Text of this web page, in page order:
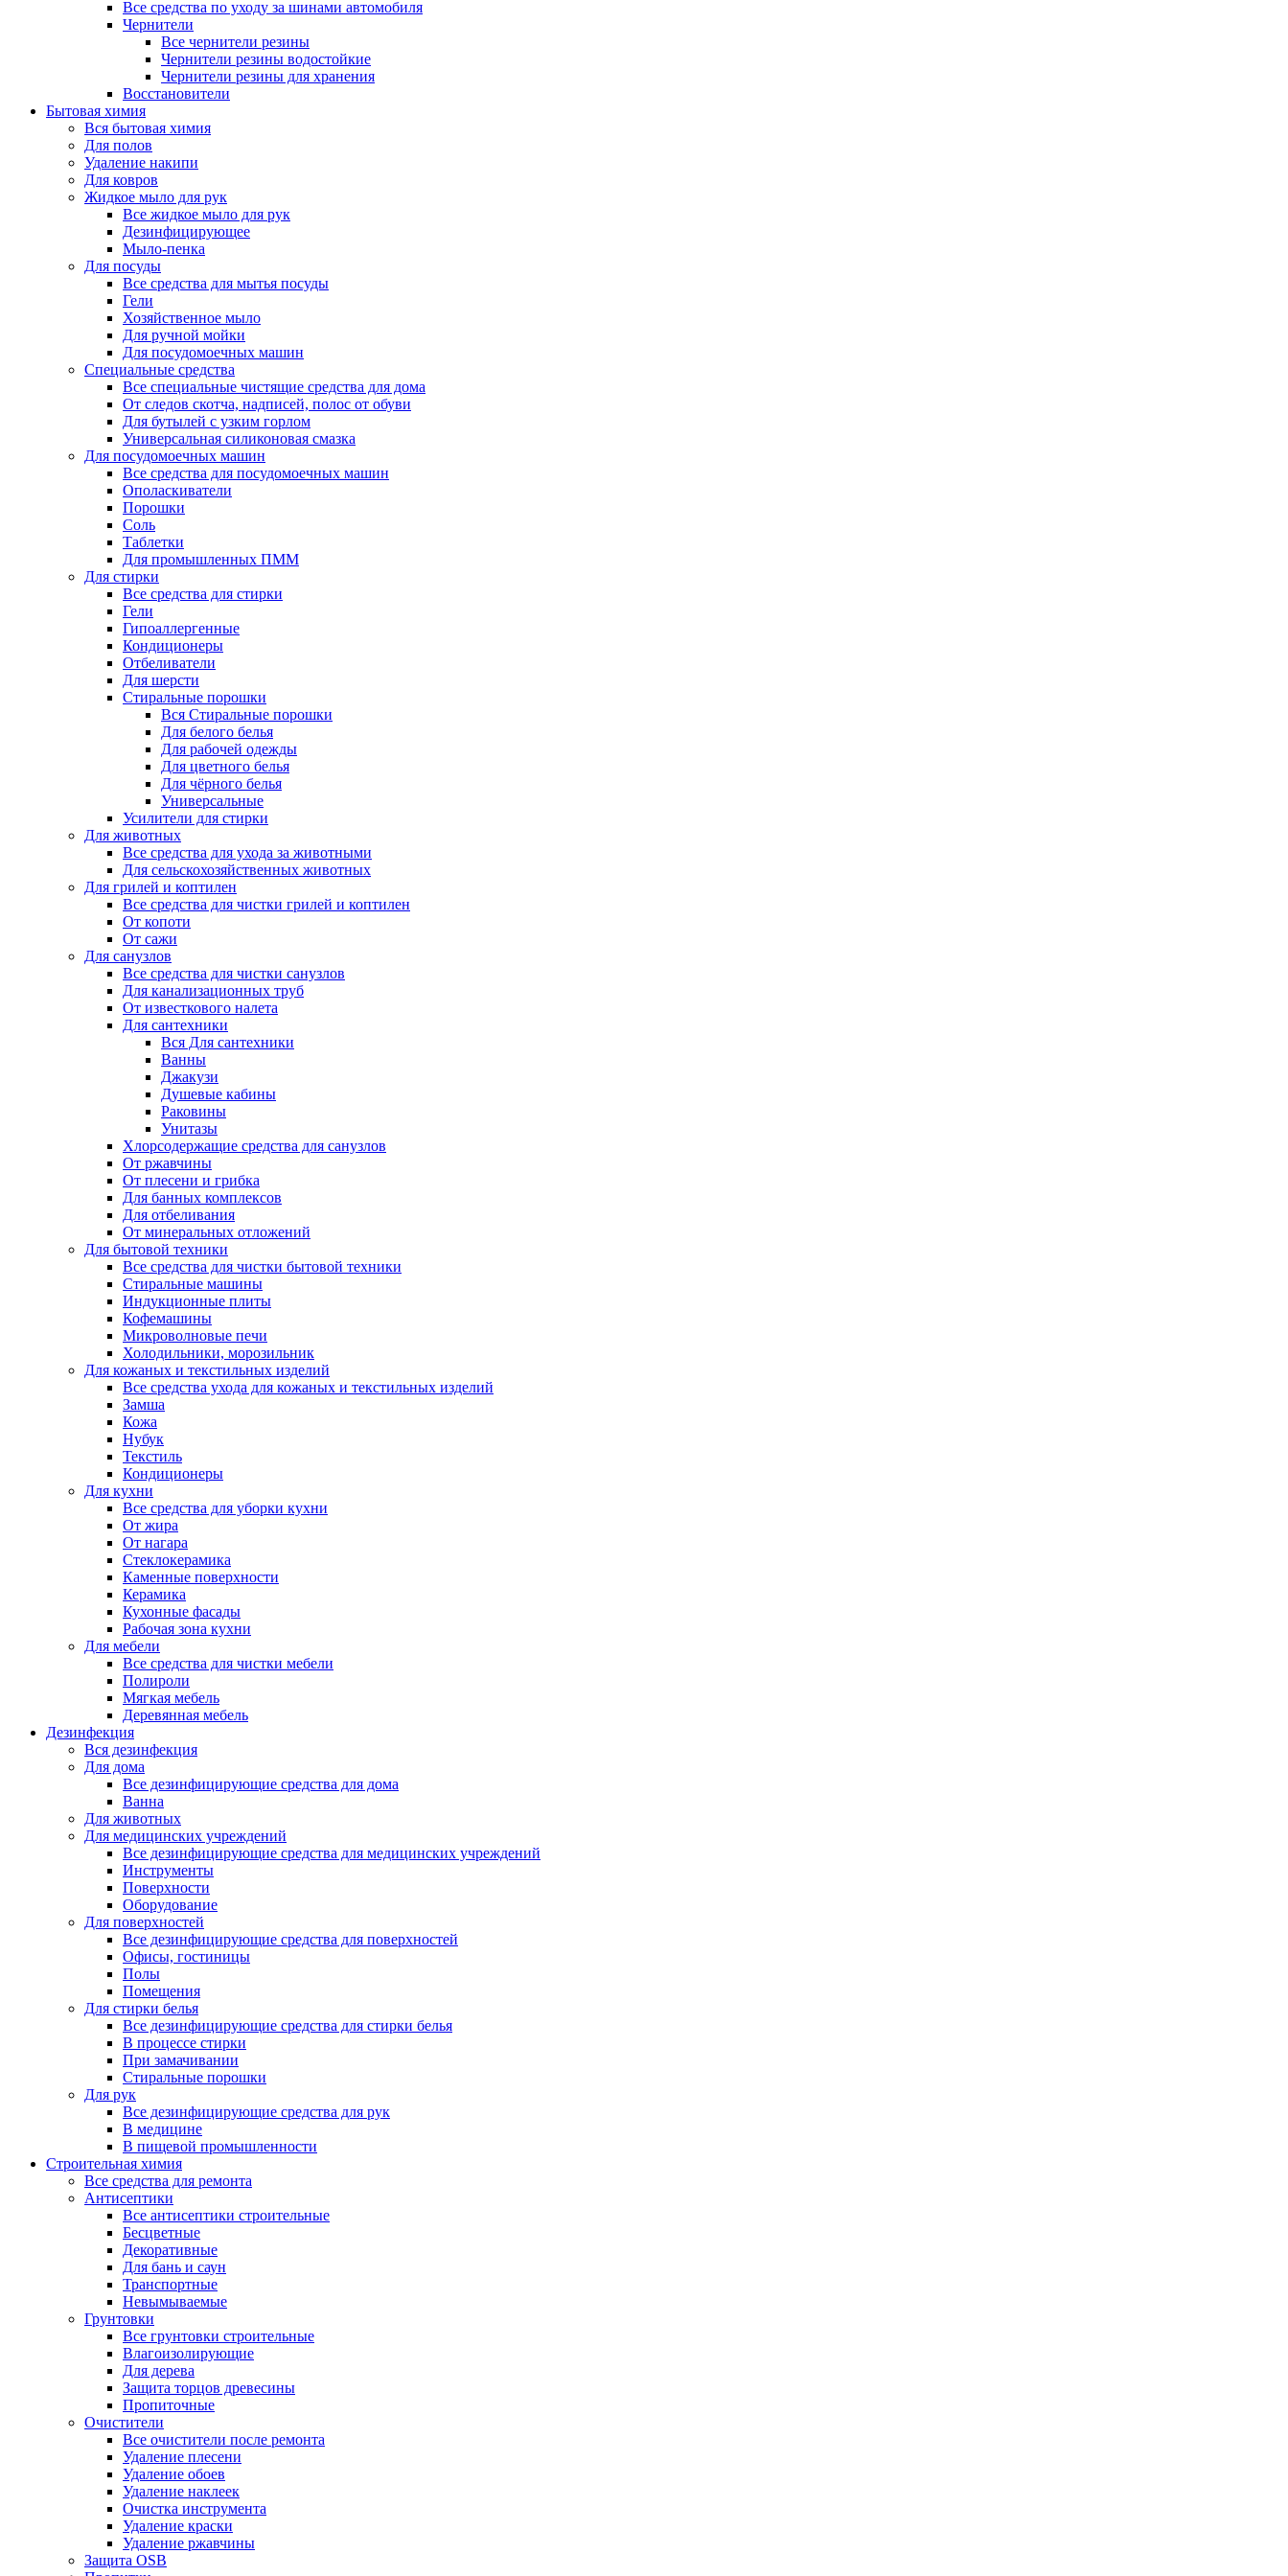
Все средства по уходу за шинами автомобиля
Чернители
Все чернители резины
Чернители резины водостойкие
Чернители резины для хранения
Восстановители
Бытовая химия
Вся бытовая химия
Для полов
Удаление накипи
Для ковров
Жидкое мыло для рук
Все жидкое мыло для рук
Дезинфицирующее
Мыло-пенка
Для посуды
Все средства для мытья посуды
Гели
Хозяйственное мыло
Для ручной мойки
Для посудомоечных машин
Специальные средства
Все специальные чистящие средства для дома
От следов скотча, надписей, полос от обуви
Для бутылей с узким горлом
Универсальная силиконовая смазка
Для посудомоечных машин
Все средства для посудомоечных машин
Ополаскиватели
Порошки
Соль
Таблетки
Для промышленных ПММ
Для стирки
Все средства для стирки
Гели
Гипоаллергенные
Кондиционеры
Отбеливатели
Для шерсти
Стиральные порошки
Вся Стиральные порошки
Для белого белья
Для рабочей одежды
Для цветного белья
Для чёрного белья
Универсальные
Усилители для стирки
Для животных
Все средства для ухода за животными
Для сельскохозяйственных животных
Для грилей и коптилен
Все средства для чистки грилей и коптилен
От копоти
От сажи
Для санузлов
Все средства для чистки санузлов
Для канализационных труб
От известкового налета
Для сантехники
Вся Для сантехники
Ванны
Джакузи
Душевые кабины
Раковины
Унитазы
Хлорсодержащие средства для санузлов
От ржавчины
От плесени и грибка
Для банных комплексов
Для отбеливания
От минеральных отложений
Для бытовой техники
Все средства для чистки бытовой техники
Стиральные машины
Индукционные плиты
Кофемашины
Микроволновые печи
Холодильники, морозильник
Для кожаных и текстильных изделий
Все средства ухода для кожаных и текстильных изделий
Замша
Кожа
Нубук
Текстиль
Кондиционеры
Для кухни
Все средства для уборки кухни
От жира
От нагара
Стеклокерамика
Каменные поверхности
Керамика
Кухонные фасады
Рабочая зона кухни
Для мебели
Все средства для чистки мебели
Полироли
Мягкая мебель
Деревянная мебель
Дезинфекция
Вся дезинфекция
Для дома
Все дезинфицирующие средства для дома
Ванна
Для животных
Для медицинских учреждений
Все дезинфицирующие средства для медицинских учреждений
Инструменты
Поверхности
Оборудование
Для поверхностей
Все дезинфицирующие средства для поверхностей
Офисы, гостиницы
Полы
Помещения
Для стирки белья
Все дезинфицирующие средства для стирки белья
В процессе стирки
При замачивании
Стиральные порошки
Для рук
Все дезинфицирующие средства для рук
В медицине
В пищевой промышленности
Строительная химия
Все средства для ремонта
Антисептики
Все антисептики строительные
Бесцветные
Декоративные
Для бань и саун
Транспортные
Невымываемые
Грунтовки
Все грунтовки строительные
Влагоизолирующие
Для дерева
Защита торцов древесины
Пропиточные
Очистители
Все очистители после ремонта
Удаление плесени
Удаление обоев
Удаление наклеек
Очистка инструмента
Удаление краски
Удаление ржавчины
Защита OSB